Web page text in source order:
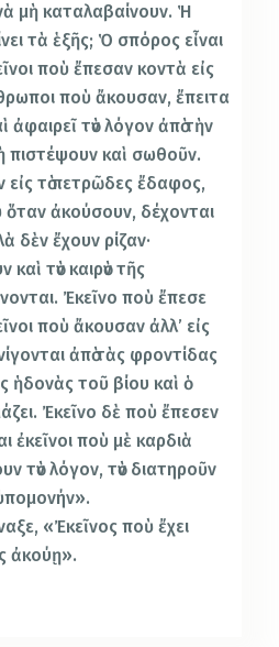
μὴ καταλαβαίνουν. Ἡ
τὰ ἑξῆς; Ὁ σπόρος εἶναι
ποὺ ἔπεσαν κοντὰ εἰς
ποὺ ἄκουσαν, ἔπειτα
ἀφαιρεῖ τὸν λόγον ἀπὸ τὴν
πιστέψουν καὶ σωθοῦν.
εἰς τὸ πετρῶδες ἔδαφος,
ὅταν ἀκούσουν, δέχονται
δὲν ἔχουν ρίζαν·
τὸν καιρὸν τῆς
Ἐκεῖνο ποὺ ἔπεσε
ποὺ ἄκουσαν ἀλλ’ εἰς
ἀπὸ τὰς φροντίδας
ἡδονὰς τοῦ βίου καὶ ὁ
Ἐκεῖνο δὲ ποὺ ἔπεσεν
ἐκεῖνοι ποὺ μὲ καρδιὰ
τὸν λόγον, τὸν διατηροῦν
«Ἐκεῖνος ποὺ ἔχει
ἀκούῃ».